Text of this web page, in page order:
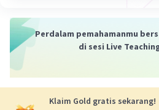
- kesadaran akan beban
merawat anak
- kemajuan iptek
Perdalam pemahamanmu
di sesi Live
Klaim Gold gratis sekarang!